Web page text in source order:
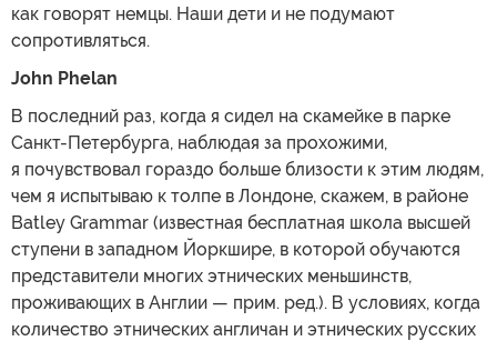
как говорят немцы. Наши дети и не подумают
сопротивляться.
John Phelan
В последний раз, когда я сидел на скамейке в парке
Санкт-Петербурга, наблюдая за прохожими,
я почувствовал гораздо больше близости к этим людям,
чем я испытываю к толпе в Лондоне, скажем, в районе
Batley Grammar (известная бесплатная школа высшей
ступени в западном Йоркшире, в которой обучаются
представители многих этнических меньшинств,
проживающих в Англии — прим. ред.). В условиях, когда
количество этнических англичан и этнических русских